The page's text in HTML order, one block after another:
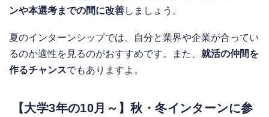
ンや本選考までの間に改善しましょう。
夏のインターンシップでは、自分と業界や企業が合ってい
るのか適性を見るのがおすすめです。また、 就活の仲間を
作るチャンスでもありますよ。
【大学3年の10月～】秋・冬インターンに参